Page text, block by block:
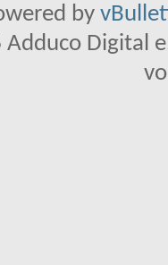
by
Digital